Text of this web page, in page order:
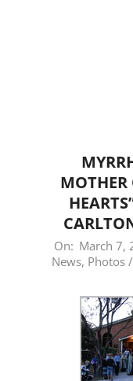
MOTHER
2011-
03-
On: March 7,
News, Photos